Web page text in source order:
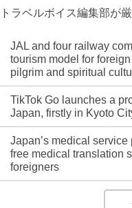
トラベルボイス編集部が
JAL and four railway
tourism model for
pilgrim and spiritual
TikTok Go launches a
Japan, firstly in Kyoto
Japan’s medical
free medical translation
foreigners